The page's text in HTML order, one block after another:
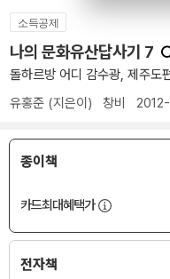
소득공제
나의 문화유산답사기 7
돌하르방 어디 감수광, 제주도
유홍준 (지은이) 창비
종이책
카드최대혜택가
전자책